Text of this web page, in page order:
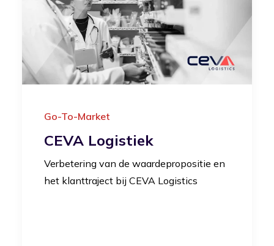
Go-To-Market
CEVA Logistiek
Verbetering van de waardepropositie en
het klanttraject bij CEVA Logistics